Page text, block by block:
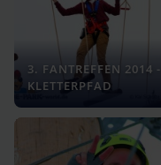
3. FANTREFFEN 2014 -
KLETTERPFAD